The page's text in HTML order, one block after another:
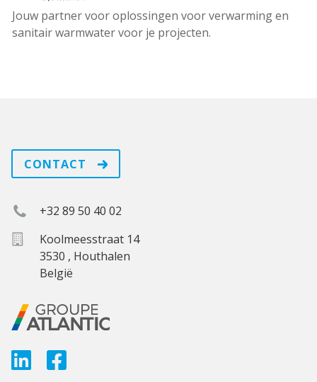
Ygnis
Jouw partner voor oplossingen voor verwarming en
sanitair warmwater voor je projecten.
CONTACT
+32 89 50 40 02
Koolmeesstraat 14
3530 , Houthalen
België